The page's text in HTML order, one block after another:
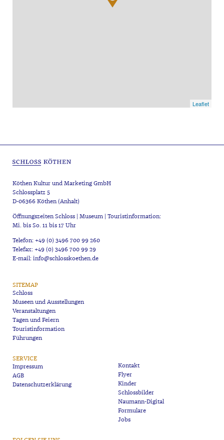
Leaflet
Köthen Kultur und Marketing GmbH
Schlossplatz 5
D-06366 Köthen (Anhalt)
Öffnungszeiten Schloss | Museum | Touristinformation:
Mi. bis So. 11 bis 17 Uhr
Telefon: +49 (0) 3496 700 99 260
Telefax: +49 (0) 3496 700 99 29
E-mail: info@schlosskoethen.de
SITEMAP
Schloss
Museen und Ausstellungen
Veranstaltungen
Tagen und Feiern
Touristinformation
Führungen
SERVICE
Impressum
AGB
Datenschutzerklärung
Kontakt
Flyer
Kinder
Schlossbilder
Naumann-Digital
Formulare
Jobs